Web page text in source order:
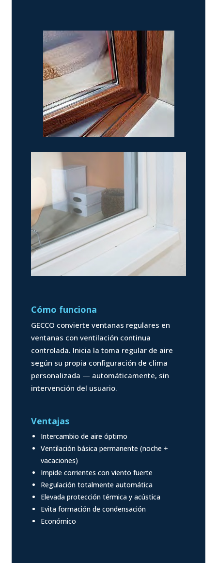
Cómo funciona
GECCO convierte ventanas regulares en
ventanas con ventilación continua
controlada. Inicia la toma regular de aire
según su propia configuración de clima
personalizada — automáticamente, sin
intervención del usuario.
Ventajas
Intercambio de aire óptimo
Ventilación básica permanente (noche +
vacaciones)
Impide corrientes con viento fuerte
Regulación totalmente automática
Elevada protección térmica y acústica
Evita formación de condensación
Económico